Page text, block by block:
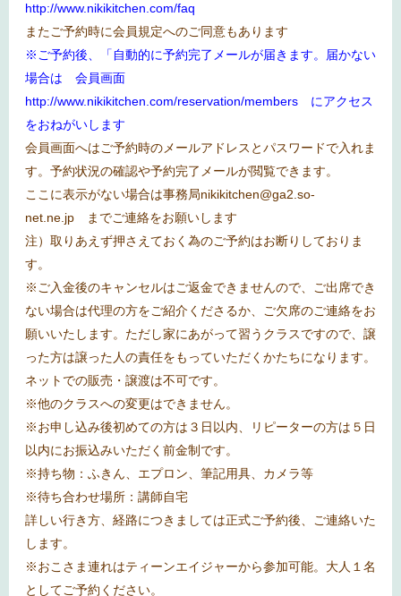
http://www.nikikitchen.com/faq
またご予約時に会員規定へのご同意もあります
※ご予約後、「自動的に予約完了メールが届きます。届かない
場合は 会員画面
http://www.nikikitchen.com/reservation/members にアクセス
をおねがいします
会員画面へはご予約時のメールアドレスとパスワードで入れま
す。予約状況の確認や予約完了メールが閲覧できます。
ここに表示がない場合は事務局nikikitchen@ga2.so-
net.ne.jp までご連絡をお願いします
注）取りあえず押さえておく為のご予約はお断りしておりま
す。
※ご入金後のキャンセルはご返金できませんので、ご出席でき
ない場合は代理の方をご紹介くださるか、ご欠席のご連絡をお
願いいたします。ただし家にあがって習うクラスですので、譲
った方は譲った人の責任をもっていただくかたちになります。
ネットでの販売・譲渡は不可です。
※他のクラスへの変更はできません。
※お申し込み後初めての方は３日以内、リピーターの方は５日
以内にお振込みいただく前金制です。
※持ち物：ふきん、エプロン、筆記用具、カメラ等
※待ち合わせ場所：講師自宅
詳しい行き方、経路につきましては正式ご予約後、ご連絡いた
します。
※おこさま連れはティーンエイジャーから参加可能。大人１名
としてご予約ください。